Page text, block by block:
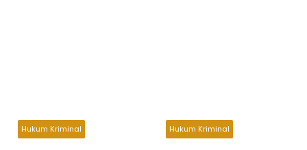
Hukum Kriminal Hukum Kriminal